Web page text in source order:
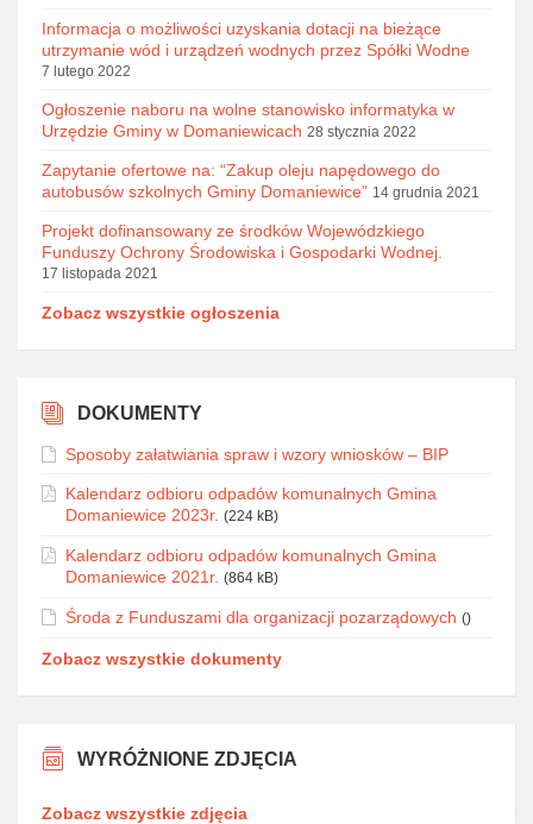
Informacja o możliwości uzyskania dotacji na bieżące
utrzymanie wód i urządzeń wodnych przez Spółki Wodne
7 lutego 2022
Ogłoszenie naboru na wolne stanowisko informatyka w
Urzędzie Gminy w Domaniewicach 28 stycznia 2022
Zapytanie ofertowe na: “Zakup oleju napędowego do
autobusów szkolnych Gminy Domaniewice” 14 grudnia 2021
Projekt dofinansowany ze środków Wojewódzkiego
Funduszy Ochrony Środowiska i Gospodarki Wodnej.
17 listopada 2021
Zobacz wszystkie ogłoszenia
DOKUMENTY
Sposoby załatwiania spraw i wzory wniosków – BIP
Kalendarz odbioru odpadów komunalnych Gmina
Domaniewice 2023r. (224 kB)
Kalendarz odbioru odpadów komunalnych Gmina
Domaniewice 2021r. (864 kB)
Środa z Funduszami dla organizacji pozarządowych ()
Zobacz wszystkie dokumenty
WYRÓŻNIONE ZDJĘCIA
Zobacz wszystkie zdjęcia